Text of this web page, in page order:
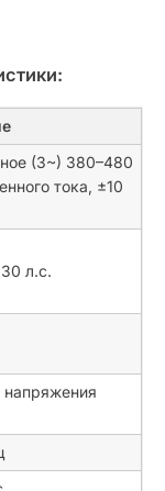
(3~) 380–480
тока, ±10
л.с.
напряжения